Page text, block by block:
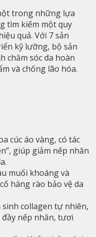
trong những lựa
tìm kiếm một quy
quả. Với 7 sản
kỹ lưỡng, bộ sản
chăm sóc da hoàn
và chống lão hóa.
cúc áo vàng, có tác
giúp giảm nếp nhăn
muối khoáng và
hàng rào bảo vệ da
sinh collagen tự nhiên,
đầy nếp nhăn, tươi